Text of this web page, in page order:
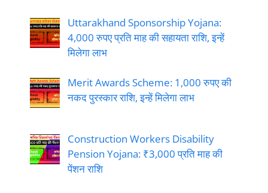
Uttarakhand Sponsorship Yojana:
4,000 रुपए प्रति माह की सहायता राशि, इन्हें
मिलेगा लाभ
Merit Awards Scheme: 1,000 रुपए की
नकद पुरस्कार राशि, इन्हें मिलेगा लाभ
Construction Workers Disability
Pension Yojana: ₹3,000 प्रति माह की
पेंशन राशि